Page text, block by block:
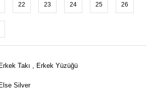
22 23 24 25 26
Takı Erkek Yüzüğü
Silver